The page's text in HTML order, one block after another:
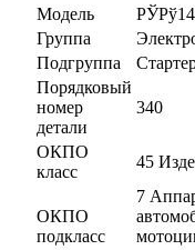
Модель
Группа
Подгруппа
Порядковый
номер
детали
340
ОКПО
класс
45
ОКПО
подкласс
7